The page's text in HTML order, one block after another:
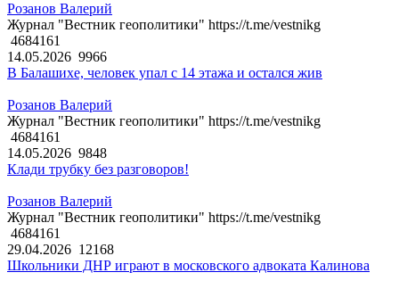
Розанов Валерий
Журнал "Вестник геополитики" https://t.me/vestnikg
4684161
14.05.2026 9966
В Балашихе, человек упал с 14 этажа и остался жив
Розанов Валерий
Журнал "Вестник геополитики" https://t.me/vestnikg
4684161
14.05.2026 9848
Клади трубку без разговоров!
Розанов Валерий
Журнал "Вестник геополитики" https://t.me/vestnikg
4684161
29.04.2026 12168
Школьники ДНР играют в московского адвоката Калинова